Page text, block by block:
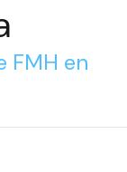
FMH en